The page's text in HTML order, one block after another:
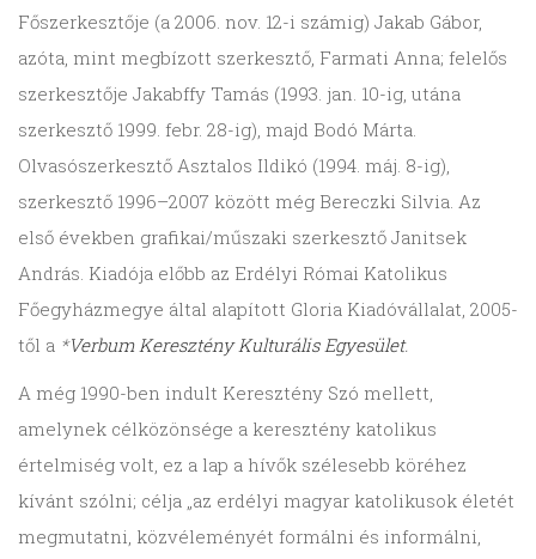
Főszerkesztője (a 2006. nov. 12-i számig) Jakab Gábor,
azóta, mint megbízott szerkesztő, Farmati Anna; felelős
szerkesztője Jakabffy Tamás (1993. jan. 10-ig, utána
szerkesztő 1999. febr. 28-ig), majd Bodó Márta.
Olvasószerkesztő Asztalos Ildikó (1994. máj. 8-ig),
szerkesztő 1996–2007 között még Bereczki Silvia. Az
első években grafikai/műszaki szerkesztő Janitsek
András. Kiadója előbb az Erdélyi Római Katolikus
Főegyházmegye által alapított Gloria Kiadóvállalat, 2005-
től a *Verbum Keresztény Kulturális Egyesület.
A még 1990-ben indult Keresztény Szó mellett,
amelynek célközönsége a keresztény katolikus
értelmiség volt, ez a lap a hívők szélesebb köréhez
kívánt szólni; célja „az erdélyi magyar katolikusok életét
megmutatni, közvéleményét formálni és informálni,